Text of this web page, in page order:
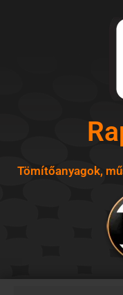
Tömítőanyagok,